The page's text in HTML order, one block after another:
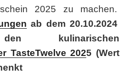
2025 zu machen.
ab dem 20.10.2024
kulinarischen
TasteTwelve 2025 (Wert